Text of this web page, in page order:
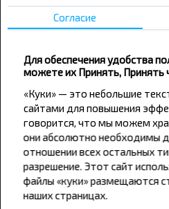
Минск - Брест
Минск - Гомель
Минск - Бобруйск
Вильнюс - Минск
Полоцк - Рига
Москва - Брест
Минск - Вильнюс
Минск - Варшава
Минск - Москва
О нас
Согласие
Для обеспечения удобства
можете их Принять, Принять
«Куки» — это небольшие
сайтами для повышения
говорится, что мы можем
они абсолютно необходимы
отношении всех остальных
разрешение. Этот сайт
файлы «куки» размещаются
наших страницах.